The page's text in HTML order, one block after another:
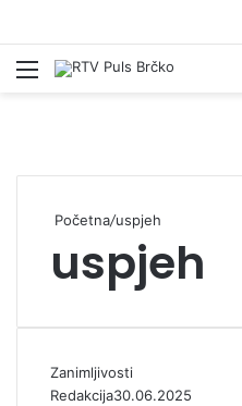
Izbornik
Početna/uspjeh
uspjeh
Zanimljivosti
Redakcija30.06.2025